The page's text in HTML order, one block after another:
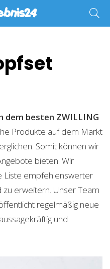
dem besten ZWILLING
Produkte auf dem Markt
Somit können wir
bieten. Wir
Liste empfehlenswerter
zu erweitern. Unser Team
regelmäßig neue
und